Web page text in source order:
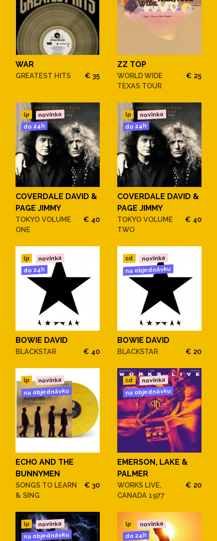
WAR
GREATEST HITS € 35
ZZ TOP
WORLD WIDE
TEXAS TOUR
€ 25
lp novinka
do 24h
COVERDALE DAVID &
PAGE JIMMY
TOKYO VOLUME
ONE
€ 40
lp novinka
do 24h
COVERDALE DAVID &
PAGE JIMMY
TOKYO VOLUME
TWO
€ 40
lp novinka
do 24h
BOWIE DAVID
BLACKSTAR € 40
cd novinka
na objednávku
BOWIE DAVID
BLACKSTAR € 20
lp novinka
na objednávku
ECHO AND THE
BUNNYMEN
SONGS TO LEARN
& SING
€ 30
cd novinka
na objednávku
EMERSON, LAKE &
PALMER
WORKS LIVE,
CANADA 1977
€ 20
lp novinka
na objednávku
lp novinka
do 24h